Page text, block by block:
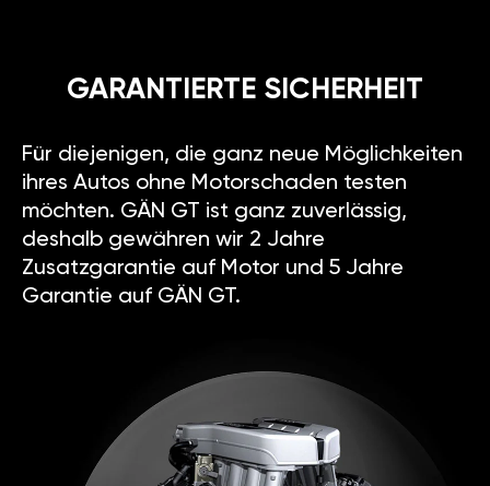
GARANTIERTE SICHERHEIT
Für diejenigen, die ganz neue Möglichkeiten
ihres Autos ohne Motorschaden testen
möchten. GÄN GT ist ganz zuverlässig,
deshalb gewähren wir 2 Jahre
Zusatzgarantie auf Motor und 5 Jahre
Garantie auf GÄN GT.